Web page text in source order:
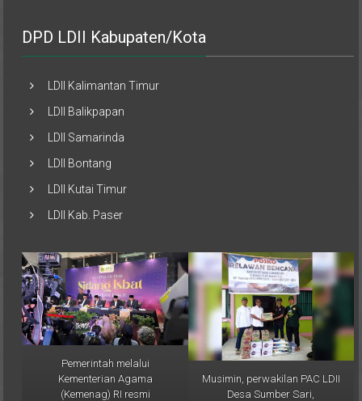
DPD LDII Kabupaten/Kota
LDII Kalimantan Timur
LDII Balikpapan
LDII Samarinda
LDII Bontang
LDII Kutai Timur
LDII Kab. Paser
Pemerintah melalui
Kementerian Agama
(Kemenag) RI resmi
Musimin, perwakilan PAC LDII
Desa Sumber Sari,